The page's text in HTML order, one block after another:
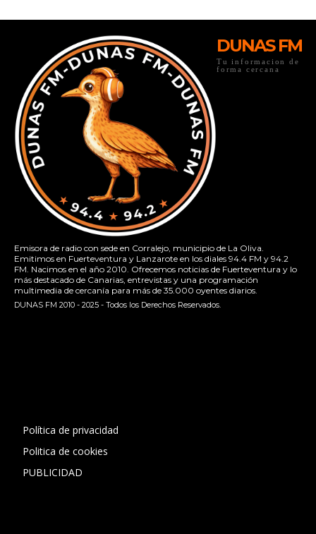
DUNAS FM
Tu informacion de
forma cercana
Emisora de radio con sede en Corralejo, municipio de La Oliva.
Emitimos en Fuerteventura y Lanzarote en los diales 94.4 FM y 94.2
FM. Nacimos en el año 2010. Ofrecemos noticias de Fuerteventura y lo
más destacado de Canarias, entrevistas y una programación
multimedia de cercanía para más de 35.000 oyentes diarios.
DUNAS FM 2010 - 2025 - Todos los Derechos Reservados.
Política de privacidad
Politica de cookies
PUBLICIDAD